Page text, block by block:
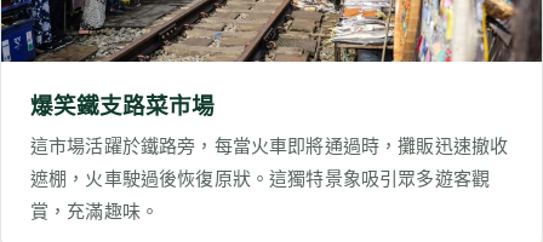
爆笑鐵支路菜市場
這市場活躍於鐵路旁，每當火車即將通過時，攤販迅速撤收
遮棚，火車駛過後恢復原狀。這獨特景象吸引眾多遊客觀
賞，充滿趣味。